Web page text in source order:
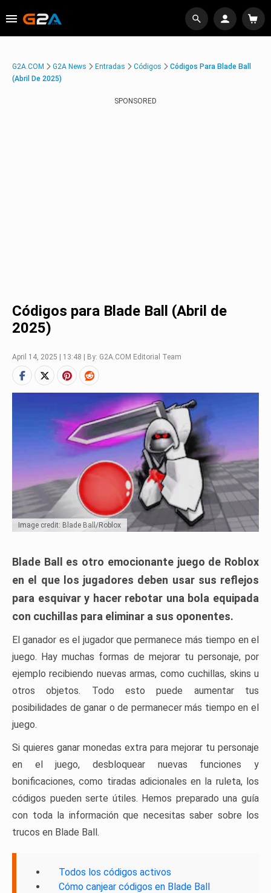
G2A.COM G2A News Entradas Códigos
Códigos Para Blade Ball
(Abril De 2025)
SPONSORED
Códigos para Blade Ball (Abril de
2025)
April 14, 2025 | 13:48 | By: G2A.COM Editorial Team
Image credit: Blade Ball/Roblox
Blade Ball es otro emocionante juego de Roblox
en el que los jugadores deben usar sus reflejos
para esquivar y hacer rebotar una bola equipada
con cuchillas para eliminar a sus oponentes.
El ganador es el jugador que permanece más tiempo en el
juego. Hay muchas formas de mejorar tu personaje, por
ejemplo recibiendo nuevas armas, como cuchillas, skins u
otros objetos. Todo esto puede aumentar tus
posibilidades de ganar o de permanecer más tiempo en el
juego.
Si quieres ganar monedas extra para mejorar tu personaje
en el juego, desbloquear nuevas funciones y
bonificaciones, como tiradas adicionales en la ruleta, los
códigos pueden serte útiles. Hemos preparado una guía
con toda la información que necesitas saber sobre los
trucos en Blade Ball.
Todos los códigos activos
Cómo canjear códigos en Blade Ball